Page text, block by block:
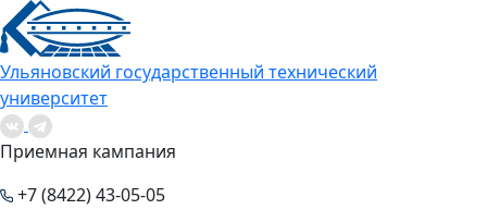
Ульяновский государственный технический
университет
Приемная кампания
+7 (8422) 43-05-05